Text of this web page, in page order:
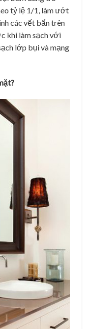
tỷ lệ 1/1, làm ướt
các vết bẩn trên
khi làm sạch với
lớp bụi và mạng